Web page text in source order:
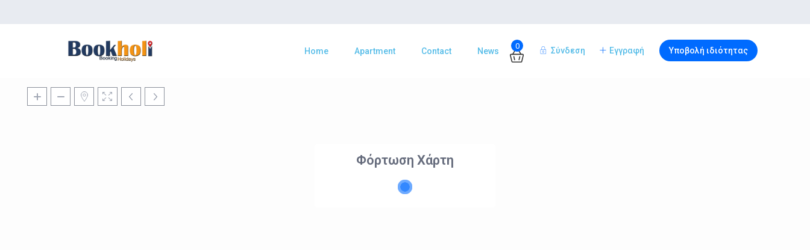
0 Σύνδεση Εγγραφή Υποβολή ιδιότητας
Home Apartment Contact News
Φόρτωση Χάρτη